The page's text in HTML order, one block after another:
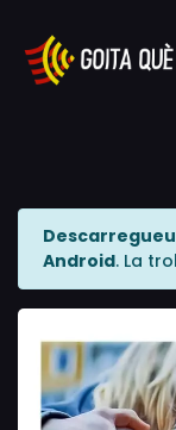
Android. La